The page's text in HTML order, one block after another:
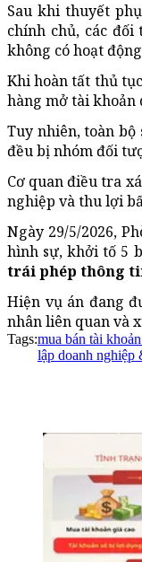
Sau khi thuyết
chính chủ, các
không có hoạt
Khi hoàn tất thủ
hàng mở tài khoản
Tuy nhiên, toàn
đều bị nhóm đối
Cơ quan điều tra
nghiệp và thu lợi
Ngày 29/5/2026,
hình sự, khởi tố 5
trái phép thông
Hiện vụ án đang
nhân liên quan và
Tags:mua bán tài
lập doanh nghiệp